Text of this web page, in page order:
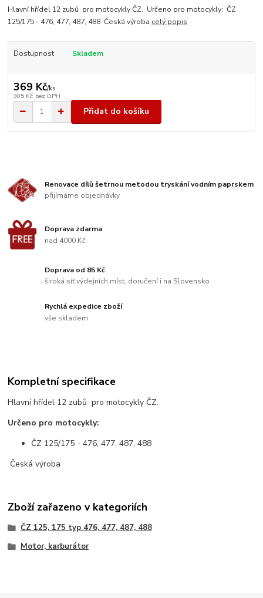
Hlavní hřídel 12 zubů pro motocykly ČZ. Určeno pro motocykly: ČZ
125/175 - 476, 477, 487, 488 Česká výroba celý popis
Dostupnost Skladem
369 Kč/ks
305 Kč bez DPH
Přidat do košíku
Renovace dílů šetrnou metodou tryskání vodním paprskem
přijímáme objednávky
Doprava zdarma
nad 4000 Kč
Doprava od 85 Kč
široká síť výdejních míst, doručení i na Slovensko
Rychlá expedice zboží
vše skladem
Kompletní specifikace
Hlavní hřídel 12 zubů pro motocykly ČZ.
Určeno pro motocykly:
ČZ 125/175 - 476, 477, 487, 488
Česká výroba
Zboží zařazeno v kategoriích
ČZ 125, 175 typ 476, 477, 487, 488
Motor, karburátor